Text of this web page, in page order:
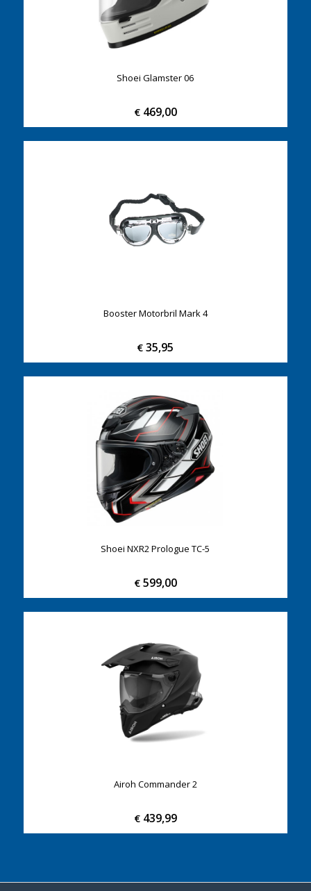
Shoei Glamster 06
€469,00
Booster Motorbril Mark 4
€ 35,95
Shoei NXR2 Prologue TC-5
€599,00
Airoh Commander 2
€439,99